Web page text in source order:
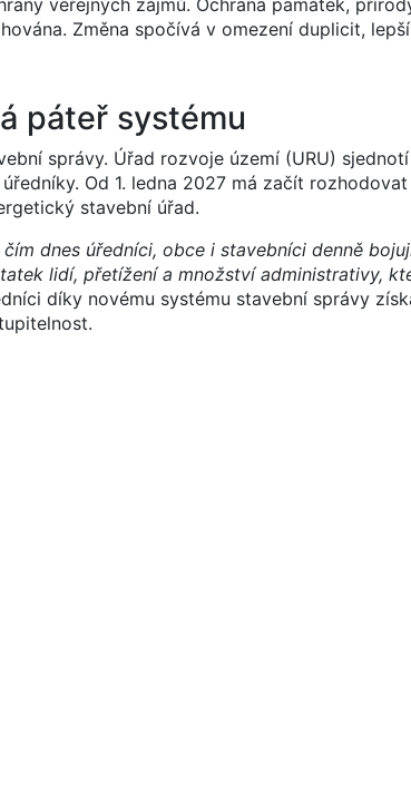
veřejných zájmů. Ochrana památek,
Změna spočívá v omezení duplicit,
páteř systému
správy. Úřad rozvoje území (URU)
Od 1. ledna 2027 má začít
stavební úřad.
dnes úředníci, obce i stavebníci denně
lidí, přetížení a množství administrativy,
díky novému systému stavební správy